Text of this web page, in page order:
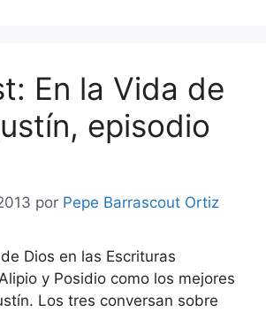
En la Vida de
episodio
por Pepe Barrascout Ortiz
Dios en las Escrituras
y Posidio como los mejores
Los tres conversan sobre